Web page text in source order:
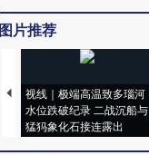
图片推荐
视线｜极端高温致多瑙河
水位跌破纪录 二战沉船与
猛犸象化石接连露出